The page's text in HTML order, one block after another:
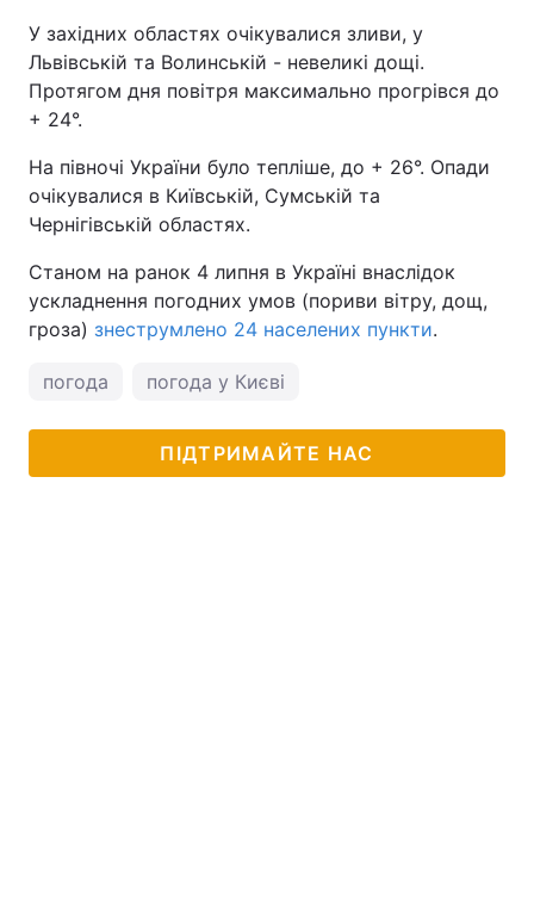
У західних областях очікувалися зливи, у
Львівській та Волинській - невеликі дощі.
Протягом дня повітря максимально прогрівся до
+ 24°.
На півночі України було тепліше, до + 26°. Опади
очікувалися в Київській, Сумській та
Чернігівській областях.
Станом на ранок 4 липня в Україні внаслідок
ускладнення погодних умов (пориви вітру, дощ,
гроза) знеструмлено 24 населених пункти.
погода погода у Києві
ПІДТРИМАЙТЕ НАС